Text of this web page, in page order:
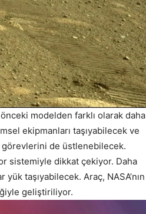
modelden farklı olarak daha
ekipmanları taşıyabilecek ve
görevlerini de üstlenebilecek.
sistemiyle dikkat çekiyor. Daha
taşıyabilecek. Araç, NASA’nın
geliştiriliyor.